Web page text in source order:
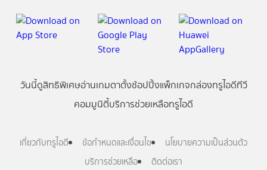
วันนี้ดูสิทธิพิเศษอ่านเกมตาตั้งช้อปปิ้งแพ็กเกจกล่องทรูไอดีทีวี
คอมมูนิตี้บริการช่วยเหลือทรูไอดี
เกี่ยวกับทรูไอดี ข้อกำหนดและเงื่อนไข
นโยบายความเป็นส่วนตัว
บริการช่วยเหลือ
ติดต่อเรา